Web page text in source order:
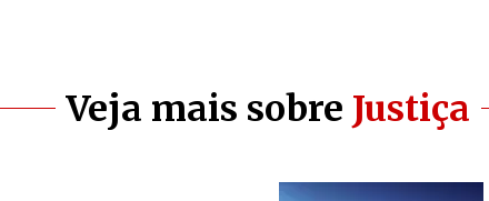
Veja mais sobre Justiça